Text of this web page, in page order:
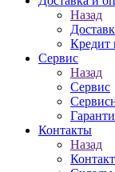
Назад
Кредит
Сервис
Назад
Сервис
Контакты
Назад